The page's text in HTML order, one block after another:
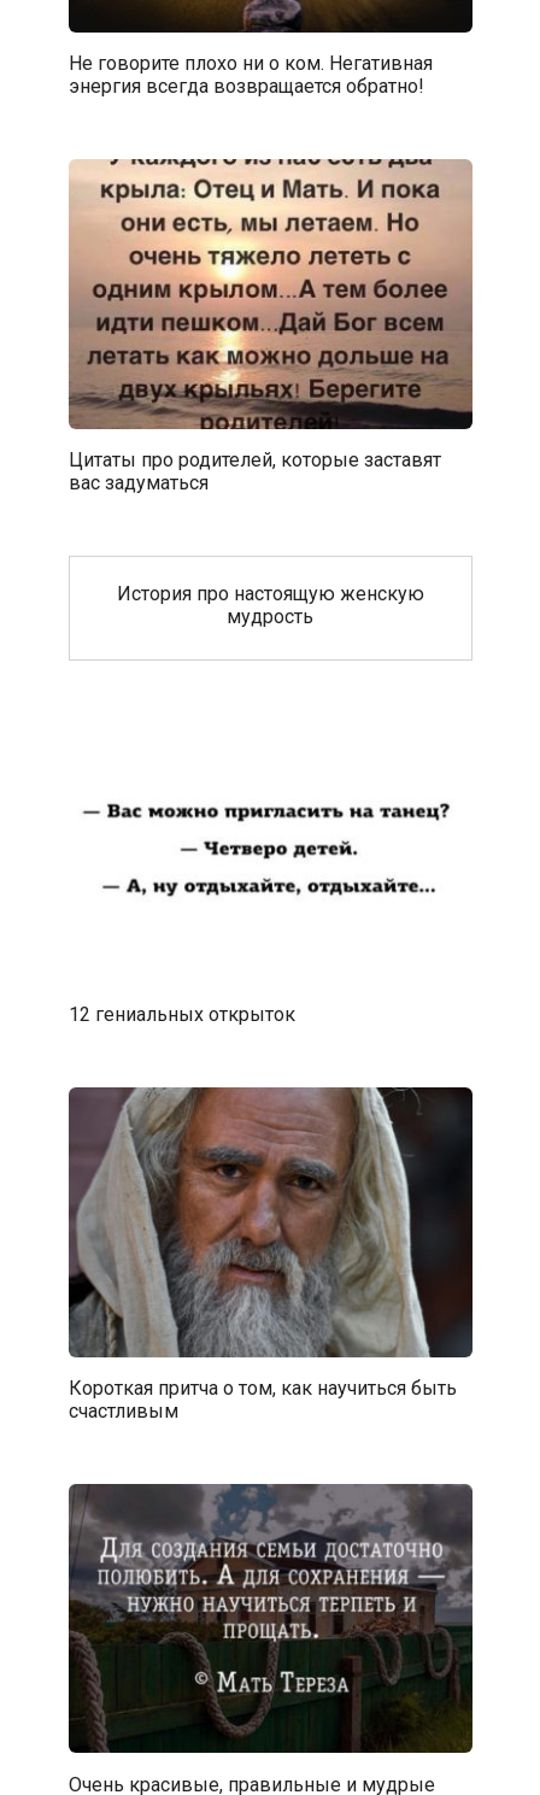
Не говорите плохо ни о ком. Негативная
энергия всегда возвращается обратно!
Цитаты про родителей, которые заставят
вас задуматься
История про настоящую женскую
мудрость
12 гениальных открыток
Короткая притча о том, как научиться быть
счастливым
Очень красивые, правильные и мудрые